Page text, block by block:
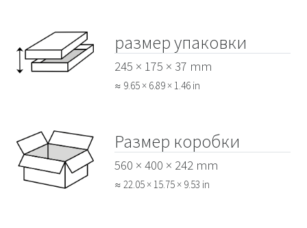
размер упаковки
245 × 175 × 37 mm
≈ 9.65 × 6.89 × 1.46 in
Размер коробки
560 × 400 × 242 mm
≈ 22.05 × 15.75 × 9.53 in